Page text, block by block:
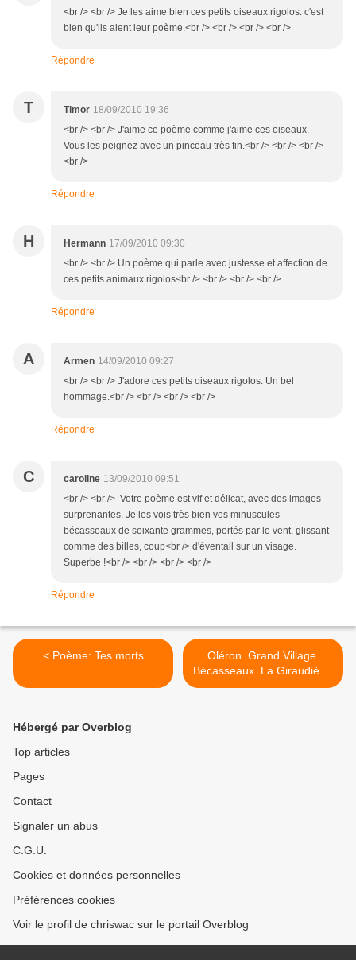
<br /> <br /> Je les aime bien ces petits oiseaux rigolos. c'est
bien qu'ils aient leur poème.<br /> <br /> <br /> <br />
Répondre
T Timor 18/09/2010 19:36
<br /> <br /> J'aime ce poème comme j'aime ces oiseaux.
Vous les peignez avec un pinceau très fin.<br /> <br /> <br />
<br />
Répondre
H Hermann 17/09/2010 09:30
<br /> <br /> Un poème qui parle avec justesse et affection de
ces petits animaux rigolos<br /> <br /> <br /> <br />
Répondre
A Armen 14/09/2010 09:27
<br /> <br /> J'adore ces petits oiseaux rigolos. Un bel
hommage.<br /> <br /> <br /> <br />
Répondre
C caroline 13/09/2010 09:51
<br /> <br /> Votre poème est vif et délicat, avec des images
surprenantes. Je les vois très bien vos minuscules
bécasseaux de soixante grammes, portés par le vent, glissant
comme des billes, coup<br /> d'éventail sur un visage.
Superbe !<br /> <br /> <br /> <br />
Répondre
< Poème: Tes morts
Oléron. Grand Village.
Bécasseaux. La Giraudière.
>
Hébergé par Overblog
Top articles
Pages
Contact
Signaler un abus
C.G.U.
Cookies et données personnelles
Préférences cookies
Voir le profil de chriswac sur le portail Overblog